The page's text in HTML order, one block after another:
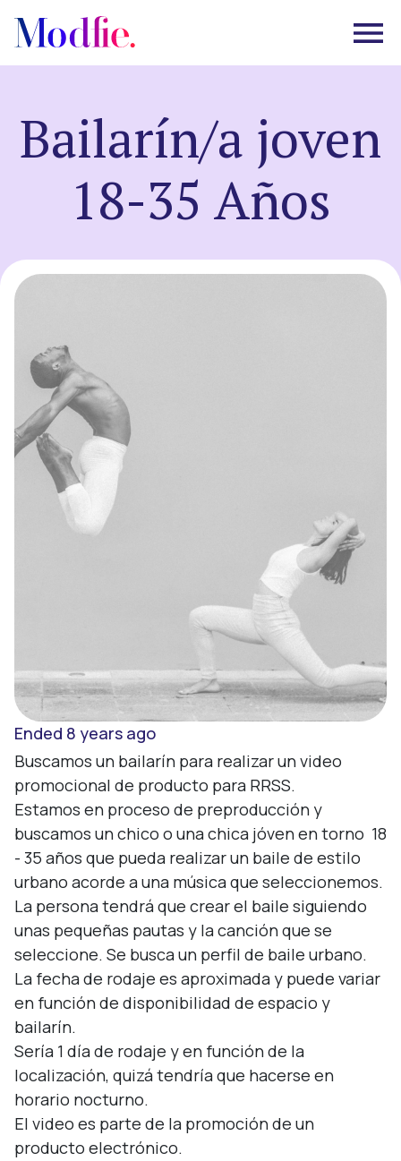
Castings
About us
FAQ
EN|ES
Bailarín/a joven
18-35 Años
Ended 8 years ago
Buscamos un bailarín para realizar un video
promocional de producto para RRSS.
Estamos en proceso de preproducción y
buscamos un chico o una chica jóven en torno  18
- 35 años que pueda realizar un baile de estilo
urbano acorde a una música que seleccionemos.
La persona tendrá que crear el baile siguiendo
unas pequeñas pautas y la canción que se
seleccione. Se busca un perfil de baile urbano.
La fecha de rodaje es aproximada y puede variar
en función de disponibilidad de espacio y
bailarín.
Sería 1 día de rodaje y en función de la
localización, quizá tendría que hacerse en
horario nocturno.
El video es parte de la promoción de un
producto electrónico.